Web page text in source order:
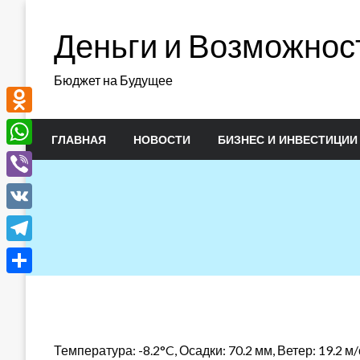
содержимомуДеньги и
Бюджет на Будущее
ГЛАВНАЯ НОВОСТИ БИЗНЕС И ИНВЕСТИЦИИ
Температура: -8.2°C, Осадки: 70.2 мм, Ветер: 19.2
Odnoklassniki
WhatsApp
Viber
VK
Telegram